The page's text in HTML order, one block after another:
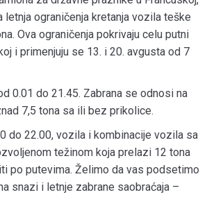
letnja ograničenja kretanja vozila teške
Ova ograničenja pokrivaju celu putni
i primenjuju se 13. i 20. avgusta od 7
0.01 do 21.45. Zabrana se odnosi na
7,5 tona sa ili bez prikolice.
do 22.00, vozila i kombinacije vozila sa
težinom koja prelazi 12 tona
po putevima. Želimo da vas podsetimo
snazi i letnje zabrane saobraćaja –